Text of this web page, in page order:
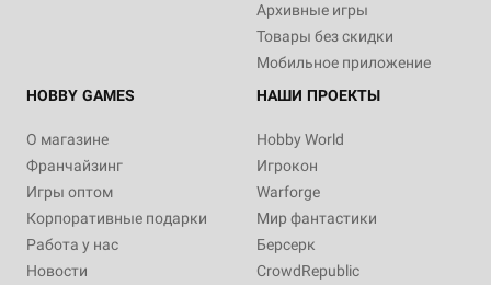
Архивные игры
Товары без скидки
Мобильное приложение
HOBBY GAMES
О магазине
Франчайзинг
Игры оптом
Корпоративные подарки
Работа у нас
Новости
НАШИ ПРОЕКТЫ
Hobby World
Игрокон
Warforge
Мир фантастики
Берсерк
CrowdRepublic